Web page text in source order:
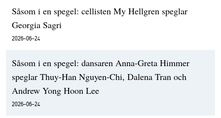
Såsom i en spegel: cellisten My Hellgren speglar
Georgia Sagri
2026-06-24
Såsom i en spegel: dansaren Anna-Greta Himmer
speglar Thuy-Han Nguyen-Chi, Dalena Tran och
Andrew Yong Hoon Lee
2026-06-24